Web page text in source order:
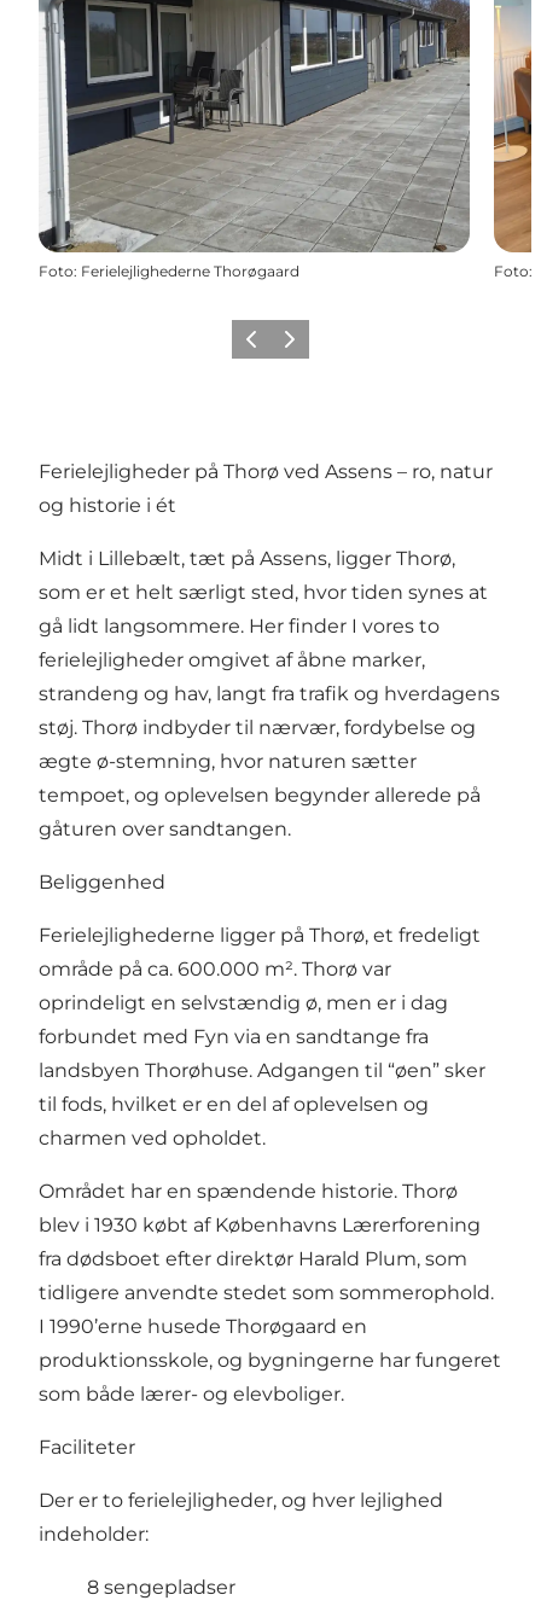
Foto: Ferielejlighederne Thorøgaard Foto:
ForrigeNæste
Ferielejligheder på Thorø ved Assens – ro, natur
og historie i ét
Midt i Lillebælt, tæt på Assens, ligger Thorø,
som er et helt særligt sted, hvor tiden synes at
gå lidt langsommere. Her finder I vores to
ferielejligheder omgivet af åbne marker,
strandeng og hav, langt fra trafik og hverdagens
støj. Thorø indbyder til nærvær, fordybelse og
ægte ø-stemning, hvor naturen sætter
tempoet, og oplevelsen begynder allerede på
gåturen over sandtangen.
Beliggenhed
Ferielejlighederne ligger på Thorø, et fredeligt
område på ca. 600.000 m². Thorø var
oprindeligt en selvstændig ø, men er i dag
forbundet med Fyn via en sandtange fra
landsbyen Thorøhuse. Adgangen til “øen” sker
til fods, hvilket er en del af oplevelsen og
charmen ved opholdet.
Området har en spændende historie. Thorø
blev i 1930 købt af Københavns Lærerforening
fra dødsboet efter direktør Harald Plum, som
tidligere anvendte stedet som sommerophold.
I 1990’erne husede Thorøgaard en
produktionsskole, og bygningerne har fungeret
som både lærer- og elevboliger.
Faciliteter
Der er to ferielejligheder, og hver lejlighed
indeholder:
8 sengepladser